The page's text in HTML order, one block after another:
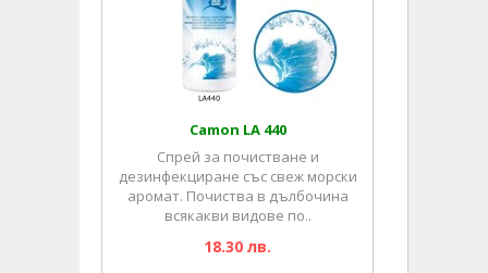
Camon LA 440
Спрей за почистване и
дезинфекциране със свеж морски
аромат. Почиства в дълбочина
всякакви видове по..
18.30 лв.